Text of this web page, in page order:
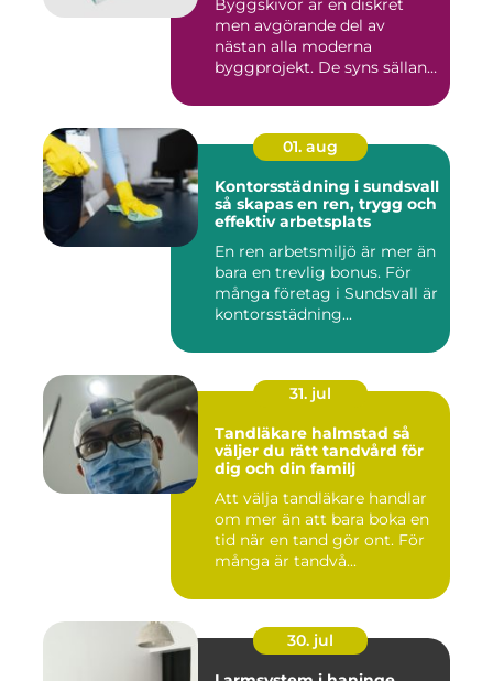
Byggskivor är en diskret
men avgörande del av
nästan alla moderna
byggprojekt. De syns sällan
01. aug
Kontorsstädning i sundsvall
så skapas en ren, trygg och
effektiv arbetsplats
En ren arbetsmiljö är mer än
bara en trevlig bonus. För
många företag i Sundsvall är
kontorsstädning...
31. jul
Tandläkare halmstad så
väljer du rätt tandvård för
dig och din familj
Att välja tandläkare handlar
om mer än att bara boka en
tid när en tand gör ont. För
många är tandvå...
30. jul